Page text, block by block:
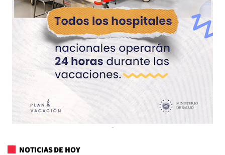
NOTICIAS DE HOY